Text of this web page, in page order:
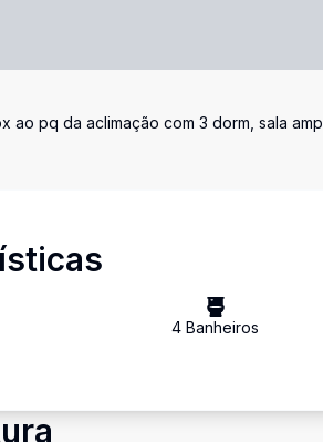
ao pq da aclimação com 3 dorm, sala
4 Banheiros